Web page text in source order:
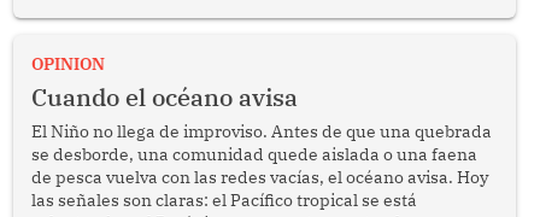
OPINION
Cuando el océano avisa
El Niño no llega de improviso. Antes de que una quebrada
se desborde, una comunidad quede aislada o una faena
de pesca vuelva con las redes vacías, el océano avisa. Hoy
las señales son claras: el Pacífico tropical se está